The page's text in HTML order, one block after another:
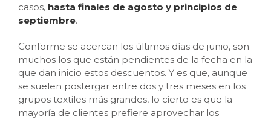
casos, hasta finales de agosto y principios de
septiembre.
Conforme se acercan los últimos días de junio, son
muchos los que están pendientes de la fecha en la
que dan inicio estos descuentos. Y es que, aunque
se suelen postergar entre dos y tres meses en los
grupos textiles más grandes, lo cierto es que la
mayoría de clientes prefiere aprovechar los